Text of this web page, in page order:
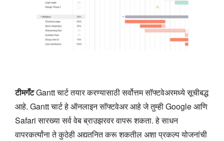
टीमगँटGantt चार्ट तयार करण्यासाठी सर्वोत्तम सॉफ्टवेअरमध्ये सूचीबद्ध
आहे. Gantt चार्ट हे ऑनलाइन सॉफ्टवेअर आहे जे तुम्ही Google आणि
Safari सारख्या सर्व वेब ब्राउझरवर वापरू शकता. हे साधन
वापरकर्त्यांना ते कुठेही अद्यतनित करू शकतील अशा प्रकल्प योजनांची